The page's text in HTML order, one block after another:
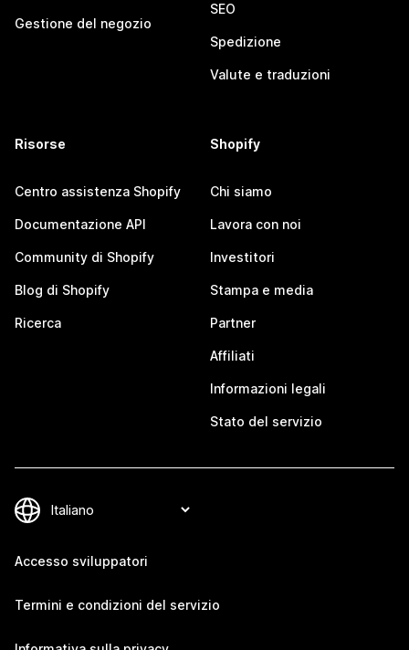
Gestione del negozio
SEO
Spedizione
Valute e traduzioni
Risorse
Centro assistenza Shopify
Documentazione API
Community di Shopify
Blog di Shopify
Ricerca
Shopify
Chi siamo
Lavora con noi
Investitori
Stampa e media
Partner
Affiliati
Informazioni legali
Stato del servizio
Accesso sviluppatori
Termini e condizioni del servizio